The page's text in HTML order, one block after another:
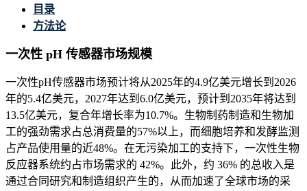
目录
方法论
一次性 pH 传感器市场规模
一次性pH传感器市场预计将从2025年的4.9亿美元增长到2026
年的5.4亿美元，2027年达到6.0亿美元，预计到2035年将达到
13.5亿美元，复合年增长率为10.7%。生物制药制造和生物加
工的强劲需求占总消费量的57%以上，而细胞培养和发酵监测
占产品使用量的近48%。在无污染加工的支持下，一次性生物
反应器系统约占市场需求的 42%。此外，约 36% 的总收入是
通过合同研究和制造组织产生的，从而加速了全球市场的采